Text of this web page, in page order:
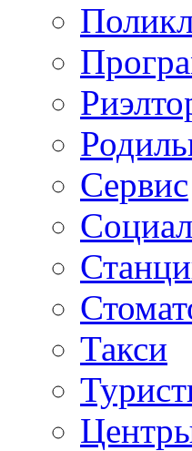
Сервис
Такси